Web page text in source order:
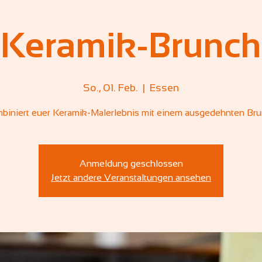
Keramik-Brunch
So., 01. Feb.
  |
Essen
euer Keramik-Malerlebnis mit einem ausgedehnten
Anmeldung geschlossen
Jetzt andere Veranstaltungen ansehen